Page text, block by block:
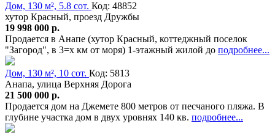
Дом, 130 м², 5.8 сот. Код: 48852
хутор Красный, проезд Дружбы
19 998 000 р.
Продается в Анапе (хутор Красный, коттеджный поселок
"Загород", в 3=х км от моря) 1-этажный жилой до подробнее...
Дом, 130 м², 10 сот. Код: 5813
Анапа, улица Верхняя Дорога
21 500 000 р.
Продается дом на Джемете 800 метров от песчаного пляжа. В
глубине участка дом в двух уровнях 140 кв. подробнее...